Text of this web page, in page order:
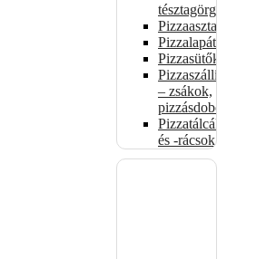
tésztagörgők
Pizzaasztalok
Pizzalapátok
Pizzasütők
Pizzaszállítás
– zsákok,
pizzásdobozok
Pizzatálcák
és -rácsok